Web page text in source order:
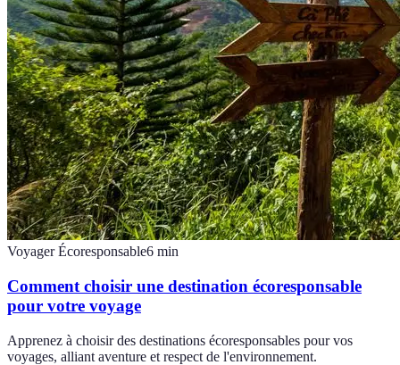
Voyager Écoresponsable6 min
Comment choisir une destination écoresponsable
pour votre voyage
Apprenez à choisir des destinations écoresponsables pour vos
voyages, alliant aventure et respect de l'environnement.